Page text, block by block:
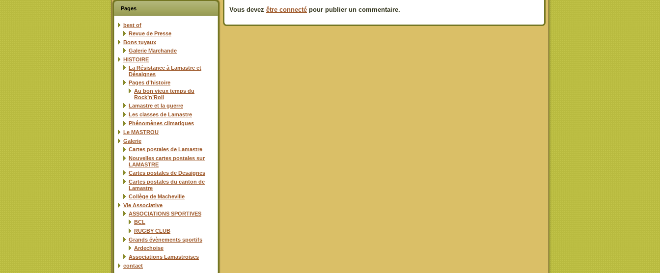
Pages
best of
Revue de Presse
Bons tuyaux
Galerie Marchande
HISTOIRE
La Résistance à Lamastre et
Désaignes
Pages d’histoire
Au bon vieux temps du
Rock’n’Roll
Lamastre et la guerre
Les classes de Lamastre
Phénomènes climatiques
Le MASTROU
Galerie
Cartes postales de Lamastre
Nouvelles cartes postales sur
LAMASTRE
Cartes postales de Desaignes
Cartes postales du canton de
Lamastre
Collège de Macheville
Vie Associative
ASSOCIATIONS SPORTIVES
BCL
RUGBY CLUB
Grands évènements sportifs
Ardechoise
Associations Lamastroises
contact
Vous devez être connecté pour publier un commentaire.